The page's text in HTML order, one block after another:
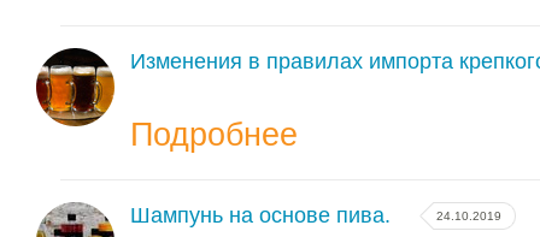
Изменения в правилах импорта
Подробнее
Шампунь на основе пива. 24.10.2019